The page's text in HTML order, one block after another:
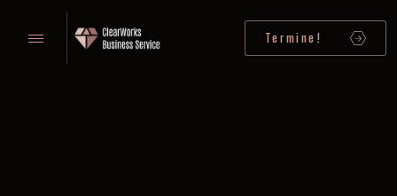
Termine!